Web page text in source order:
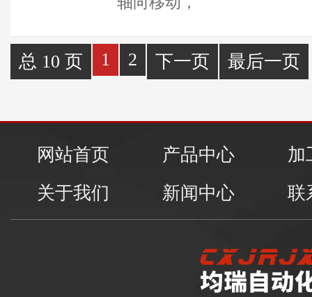
总 10 页 1 2 下一页 最后一页
网站首页 产品中心
加
关于我们
新闻中心 联